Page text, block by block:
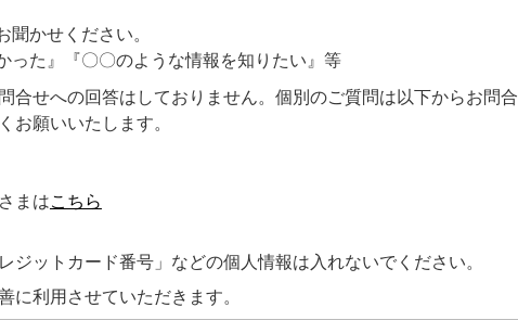
聞かせください。
った』『〇〇のような情報を知りたい』等
合せへの回答はしておりません。個別のご質問は以下からお問合
お願いいたします。
まはこちら
ジットカード番号」などの個人情報は入れないでください。
に利用させていただきます。